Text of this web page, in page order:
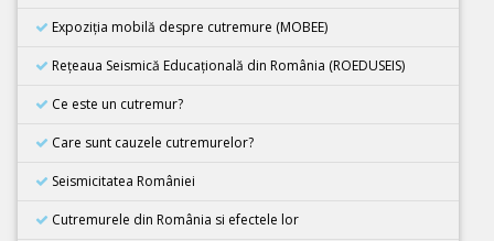
24 Martie 2026
Cutremur M4.5, Zona seismica Vrancea
08 Decembrie 2025
Cutremur M5.5, Bangladesh
Expoziţia mobilă despre cutremure (MOBEE)
Rețeaua Seismică Educațională din România (ROEDUSEIS)
Ce este un cutremur?
Care sunt cauzele cutremurelor?
Seismicitatea României
Cutremurele din România si efectele lor